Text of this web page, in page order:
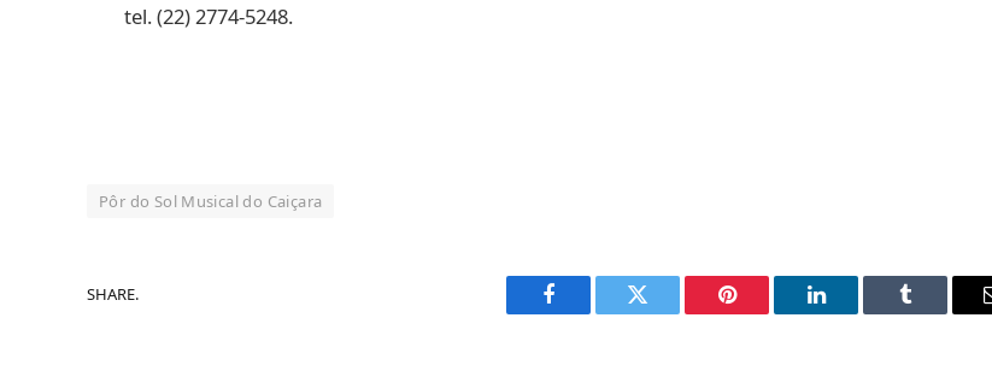
tel. (22) 2774-5248.
Pôr do Sol Musical do Caiçara
SHARE.
Facebook Twitter Pinterest LinkedIn Tumblr